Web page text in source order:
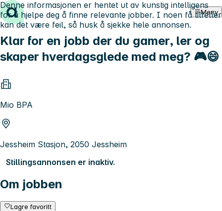
Hopp til innhold Meny
Klar for en jobb der du gamer, ler og
skaper hverdagsglede med meg? 🎮😄
Mio BPA
Jessheim Stasjon, 2050 Jessheim
Stillingsannonsen er inaktiv.
Om jobben
Lagre favoritt
Denne informasjonen er hentet ut av kunstig intelligens
for å hjelpe deg å finne relevante jobber. I noen få tilfeller
kan det være feil, så husk å sjekke hele annonsen.